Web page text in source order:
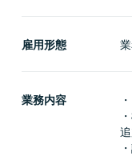
雇用形態
業務内容